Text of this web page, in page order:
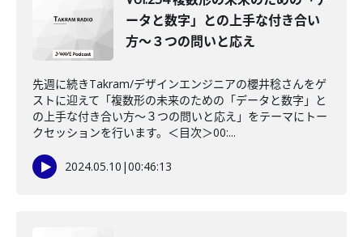
ータと数字」との上手な付き合い
方〜３つの問いと応え
先週に続きTakram/デザインエンジニアの櫻井稔さんをゲ
ストに迎えて「複数形の未来のための「データと数字」と
の上手な付き合い方〜３つの問いと応え」をテーマにトー
クセッションを行います。＜目次＞00:...
2024.05.10 |00:46:13